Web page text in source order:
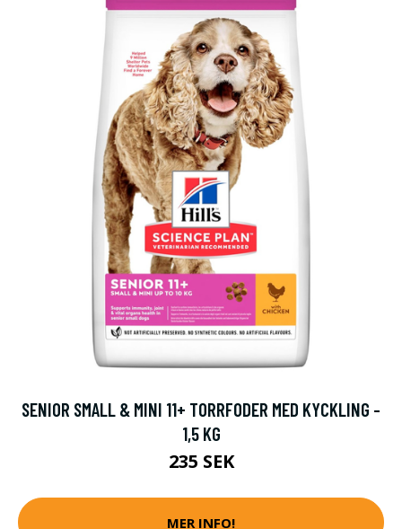
SENIOR SMALL & MINI 11+ TORRFODER MED KYCKLING -
1,5 KG
235 SEK
MER INFO!